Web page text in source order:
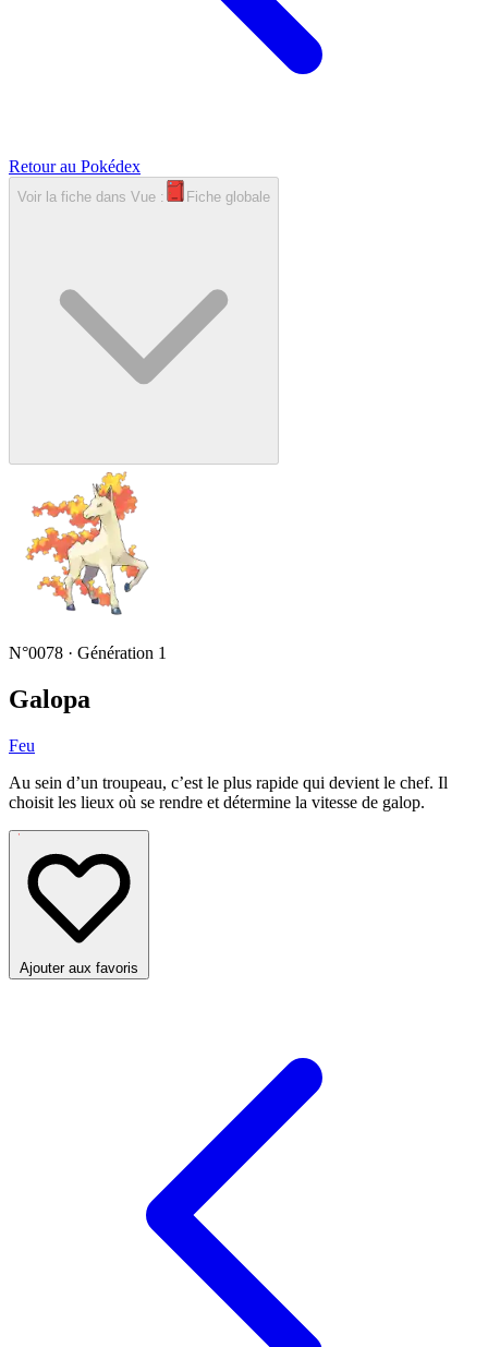
Retour au Pokédex
Voir la fiche dans Vue : Fiche globale
N°0078 · Génération 1
Galopa
Feu
Au sein d’un troupeau, c’est le plus rapide qui devient le chef. Il
choisit les lieux où se rendre et détermine la vitesse de galop.
Ajouter aux favoris